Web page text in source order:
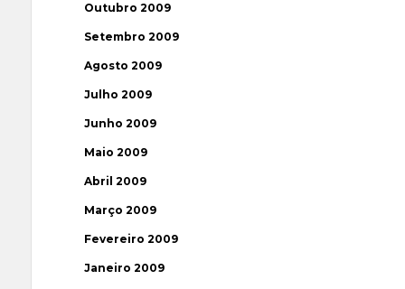
Outubro 2009
Setembro 2009
Agosto 2009
Julho 2009
Junho 2009
Maio 2009
Abril 2009
Março 2009
Fevereiro 2009
Janeiro 2009